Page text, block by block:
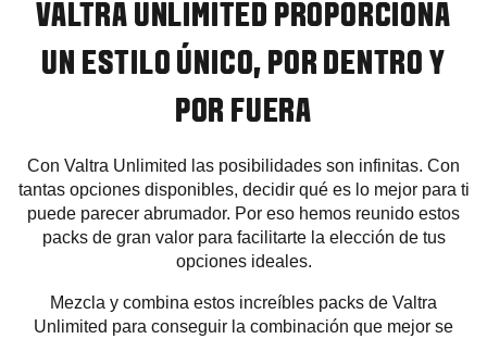
VALTRA UNLIMITED PROPORCIONA
UN ESTILO ÚNICO, POR DENTRO Y
POR FUERA
Con Valtra Unlimited las posibilidades son infinitas. Con
tantas opciones disponibles, decidir qué es lo mejor para ti
puede parecer abrumador. Por eso hemos reunido estos
packs de gran valor para facilitarte la elección de tus
opciones ideales.
Mezcla y combina estos increíbles packs de Valtra
Unlimited para conseguir la combinación que mejor se